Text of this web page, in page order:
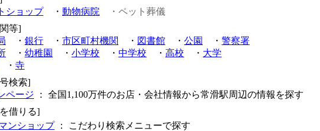
ショップ・ 動物病院
・ペット葬儀
等]
・ 銀行 ・ 市区町村機関 ・ 図書館 ・ 公園 ・ 警察署
・ 幼稚園 ・ 小学校 ・ 中学校 ・ 高校 ・ 大学
・ 寺
検索]
ページ ： 全国1,100万件のお店・会社情報から常滑駅周辺の情報を探す
借りる]
ンショップ： こだわり検索メニューで探す